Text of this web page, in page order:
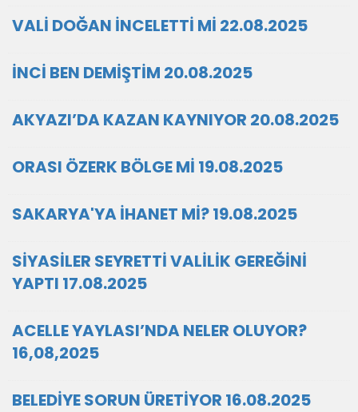
VALİ DOĞAN İNCELETTİ Mİ 22.08.2025
İNCİ BEN DEMİŞTİM 20.08.2025
AKYAZI’DA KAZAN KAYNIYOR 20.08.2025
ORASI ÖZERK BÖLGE Mİ 19.08.2025
SAKARYA'YA İHANET Mİ? 19.08.2025
SİYASİLER SEYRETTİ VALİLİK GEREĞİNİ
YAPTI 17.08.2025
ACELLE YAYLASI’NDA NELER OLUYOR?
16,08,2025
BELEDİYE SORUN ÜRETİYOR 16.08.2025